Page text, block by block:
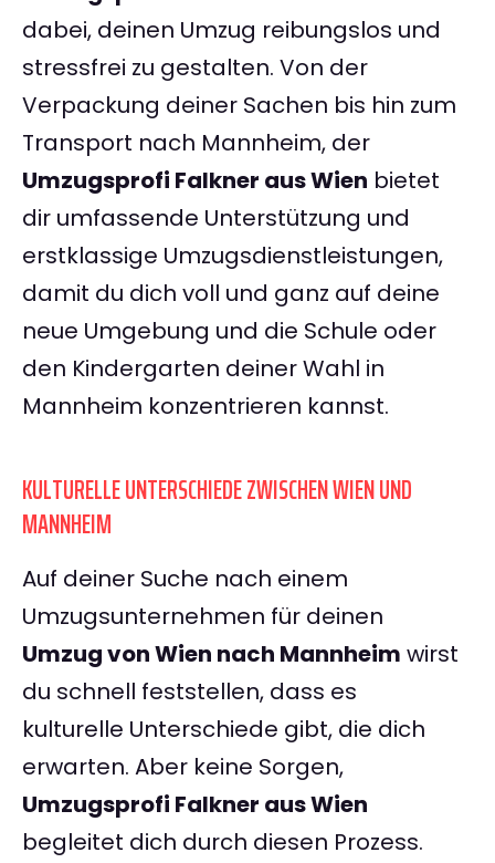
dabei, deinen Umzug reibungslos und
stressfrei zu gestalten. Von der
Verpackung deiner Sachen bis hin zum
Transport nach Mannheim, der
Umzugsprofi Falkner aus Wien bietet
dir umfassende Unterstützung und
erstklassige Umzugsdienstleistungen,
damit du dich voll und ganz auf deine
neue Umgebung und die Schule oder
den Kindergarten deiner Wahl in
Mannheim konzentrieren kannst.
KULTURELLE UNTERSCHIEDE ZWISCHEN WIEN UND
MANNHEIM
Auf deiner Suche nach einem
Umzugsunternehmen für deinen
Umzug von Wien nach Mannheim wirst
du schnell feststellen, dass es
kulturelle Unterschiede gibt, die dich
erwarten. Aber keine Sorgen,
Umzugsprofi Falkner aus Wien
begleitet dich durch diesen Prozess.